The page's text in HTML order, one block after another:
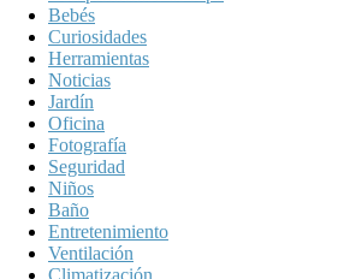
Bebés
Curiosidades
Herramientas
Noticias
Jardín
Oficina
Fotografía
Seguridad
Niños
Baño
Entretenimiento
Ventilación